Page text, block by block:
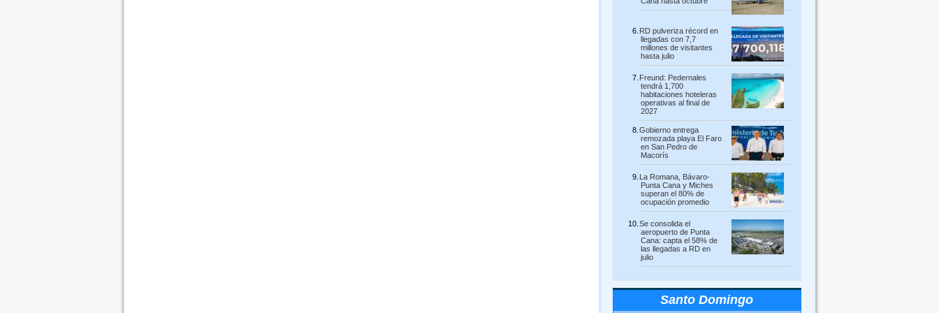
RD pulveriza récord en
llegadas con 7,7
millones de visitantes
hasta julio
Freund: Pedernales
tendrá 1,700
habitaciones hoteleras
operativas al final de
2027
Gobierno entrega
remozada playa El Faro
en San Pedro de
Macorís
La Romana, Bávaro-
Punta Cana y Miches
superan el 80% de
ocupación promedio
Se consolida el
aeropuerto de Punta
Cana: capta el 58% de
las llegadas a RD en
julio
Santo Domingo